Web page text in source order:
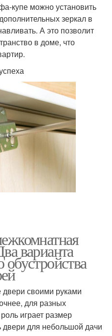
купе можно установить
зеркал в
А это позволит
в доме, что
варианта
обустройства
своими руками
для разных
играет размер
двери для небольшой дачи